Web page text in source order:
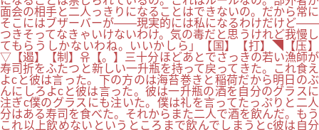
面会の相手と二人っきりになることはできないの。だから常に
そこにはブザーバーが――現実的には私になるわけだけど――
つきそってなきゃいけないわけ。気の毒だと思うけれど我慢し
てもらうしかないわね。いいかしら」【国】【打】◥【压】
▽【遏】【制】유【。】三十分ほどあとでさっきの若い漁師が
寿司折をふたつと新しい一升瓶を持って戻ってきた。これ食え
よcと彼は言った。下の方のは海苔巻きと稲荷だから明日のぶ
んにしろよcと彼は言った。彼は一升瓶の酒を自分のグラスに
注ぎc僕のグラスにも注いた。僕は礼を言ってたっぷりと二人
分はある寿司を食べた。それからまた二人で酒を飲んだ。もう
これ以上飲めないというところまで飲んでしまうとc彼は自分